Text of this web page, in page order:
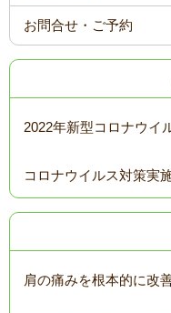
お問合せ・ご予約
2022年新型コロナウイ
コロナウイルス対策実
肩の痛みを根本的に改